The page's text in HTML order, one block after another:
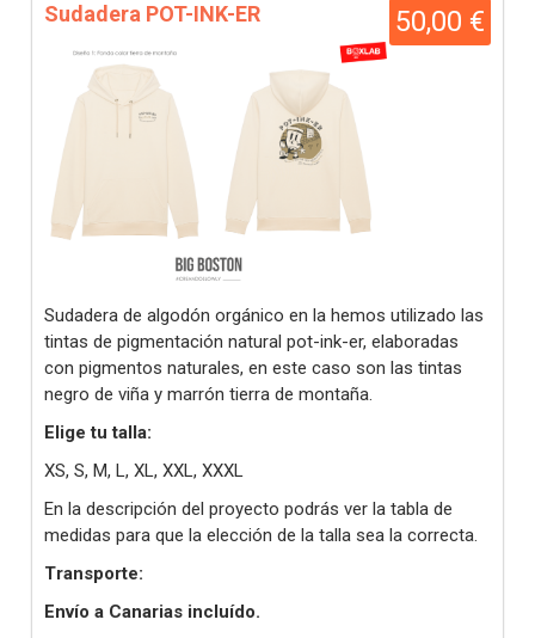
50,00 €
Sudadera POT-INK-ER
Sudadera de algodón orgánico en la hemos utilizado las
tintas de pigmentación natural pot-ink-er, elaboradas
con pigmentos naturales, en este caso son las tintas
negro de viña y marrón tierra de montaña.
Elige tu talla:
XS, S, M, L, XL, XXL, XXXL
En la descripción del proyecto podrás ver la tabla de
medidas para que la elección de la talla sea la correcta.
Transporte:
Envío a Canarias incluído.